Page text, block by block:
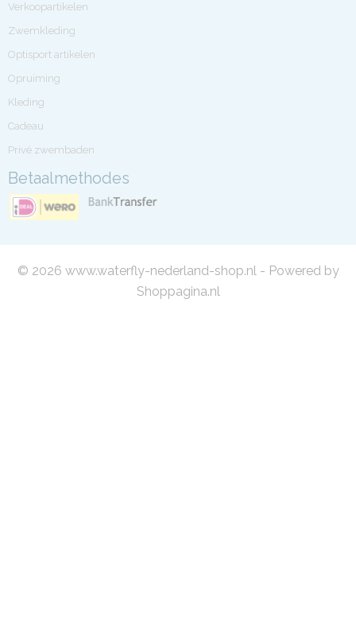
Verkoopartikelen
Zwemkleding
Optisport artikelen
Opruiming
Kleding
Cadeau
Privé zwembaden
Betaalmethodes
© 2026 www.waterfly-nederland-shop.nl - Powered by
Shoppagina.nl